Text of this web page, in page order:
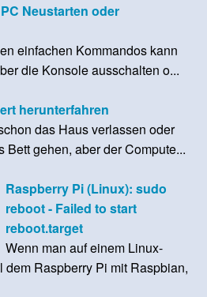
Neustarten oder
einfachen Kommandos kann
die Konsole ausschalten o...
herunterfahren
das Haus verlassen oder
Bett gehen, aber der Compute...
Raspberry Pi (Linux): sudo
reboot - Failed to start
reboot.target
Wenn man auf einem Linux-
Raspberry Pi mit Raspbian,